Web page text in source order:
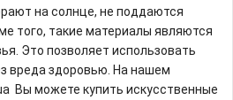
на солнце, не поддаются
того, такие материалы являются
Это позволяет использовать
вреда здоровью. На нашем
Вы можете купить искусственные